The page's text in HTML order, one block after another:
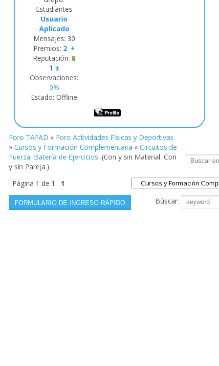
Estudiantes
Usuario
Aplicado
Mensajes: 30
Premios: 2 +
Reputación:
1 ±
Observaciones:
0%
Estado: Offline
Foro TAFAD » Foro Actividades Físicas y Deportivas
» Cursos y Formación Complementaria » Circuitos de
Fuerza. Batería de Ejercicios. (Con y sin Material. Con
y sin Pareja.)
Página 1 de 1
1
Búscar: